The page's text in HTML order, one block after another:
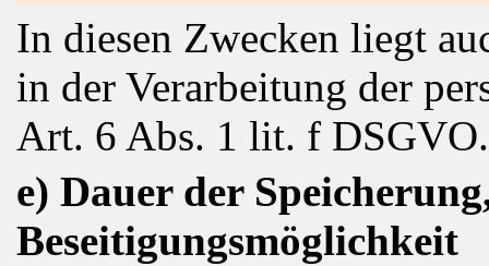
In diesen Zwecken liegt
in der Verarbeitung der
Art. 6 Abs. 1 lit. f DSGVO.
e) Dauer der
Beseitigungsmöglichkeit